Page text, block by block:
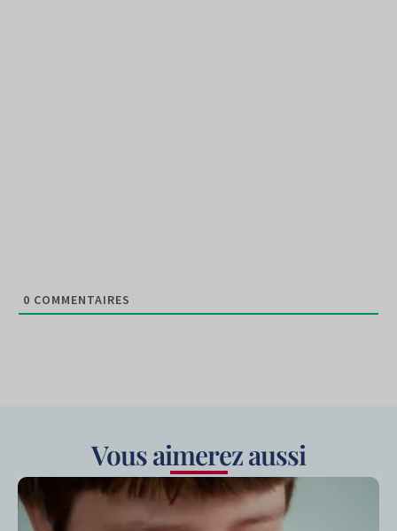
0 COMMENTAIRES
Vous aimerez aussi